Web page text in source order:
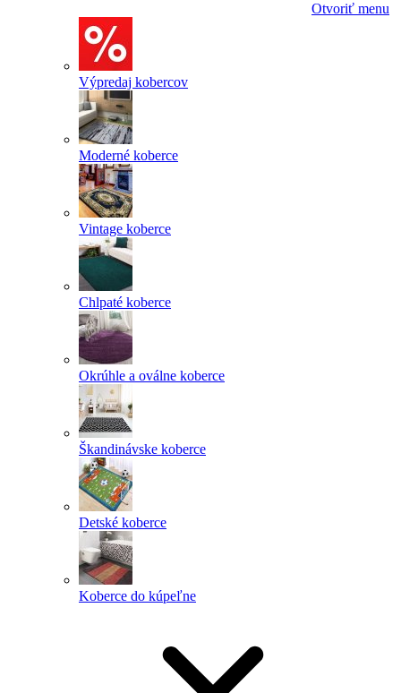
Otvoriť menu
Výpredaj kobercov
Moderné koberce
Vintage koberce
Chlpaté koberce
Okrúhle a oválne koberce
Škandinávske koberce
Detské koberce
Koberce do kúpeľne